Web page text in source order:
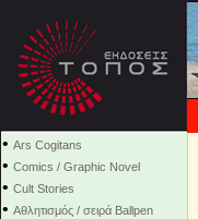
• Ars Cogitans
• Comics / Graphic Novel
• Cult Stories
• Αθλητισμός / σειρά Ballpen